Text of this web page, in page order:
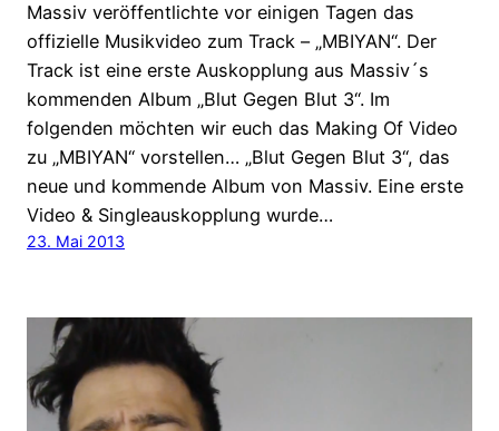
Massiv veröffentlichte vor einigen Tagen das
offizielle Musikvideo zum Track – „MBIYAN“. Der
Track ist eine erste Auskopplung aus Massiv´s
kommenden Album „Blut Gegen Blut 3“. Im
folgenden möchten wir euch das Making Of Video
zu „MBIYAN“ vorstellen… „Blut Gegen Blut 3“, das
neue und kommende Album von Massiv. Eine erste
Video & Singleauskopplung wurde…
23. Mai 2013